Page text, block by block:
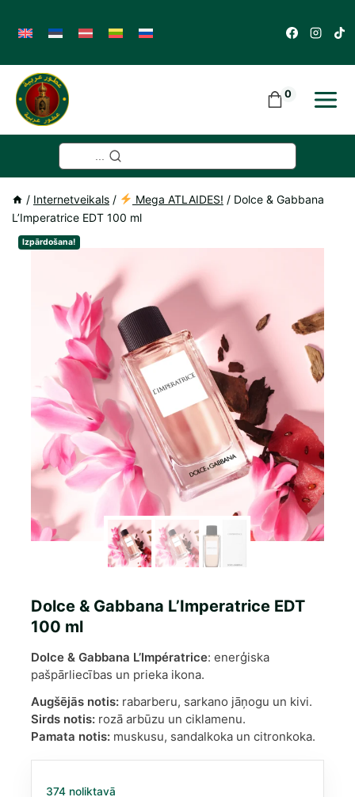
content
0
/ Internetveikals / Mega ATLAIDES! / Dolce & Gabbana
L’Imperatrice EDT 100 ml
Izpārdošana!
Dolce & Gabbana L’Imperatrice EDT
100 ml
Dolce & Gabbana L’Impératrice: enerģiska
pašpārliecības un prieka ikona.
Augšējās notis: rabarberu, sarkano jāņogu un kivi.
Sirds notis: rozā arbūzu un ciklamenu.
Pamata notis: muskusu, sandalkoka un citronkoka.
374 noliktavā